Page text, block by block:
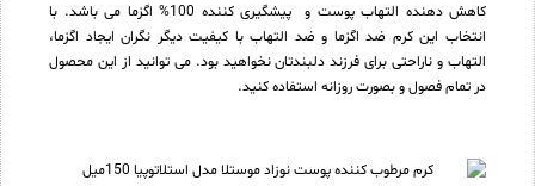
کاهش دهنده التهاب پوست و پیشگیری کننده 100% اگزما می باشد. با
انتخاب این کرم ضد اگزما و ضد التهاب با کیفیت دیگر نگران ایجاد اگزما،
التهاب و ناراحتی برای فرزند دلبندتان نخواهید بود. می توانید از این محصول
در تمام فصول و بصورت روزانه استفاده کنید.